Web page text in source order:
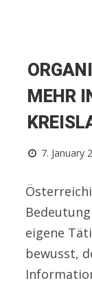
MEHR
7. January
eigene
bewusst,